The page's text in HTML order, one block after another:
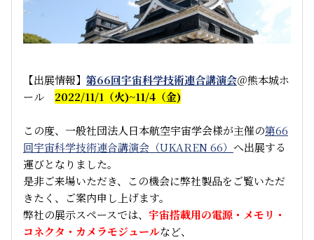
【出展情報】 第66回宇宙科学技術連合講演会＠熊本城ホ
ール 2022/11/1（火)~11/4（金)
この度、一般社団法人日本航空宇宙学会様が主催の第66
回宇宙科学技術連合講演会（UKAREN 66） へ出展する
運びとなりました。
是非ご来場いただき、この機会に弊社製品をご覧いただ
きたく、ご案内申し上げます。
弊社の展示スペースでは、 宇宙搭載用の電源・メモリ・
コネクタ・カメラモジュールなど、